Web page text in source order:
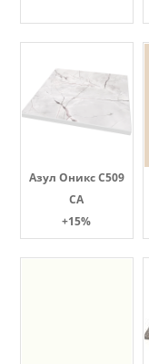
Азул Оникс С509
СА
+15%